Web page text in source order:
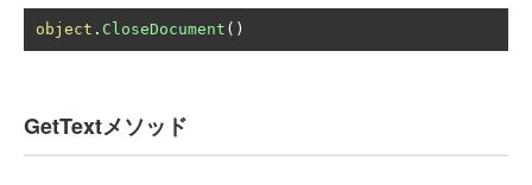
object . CloseDocument ()
GetTextメソッド